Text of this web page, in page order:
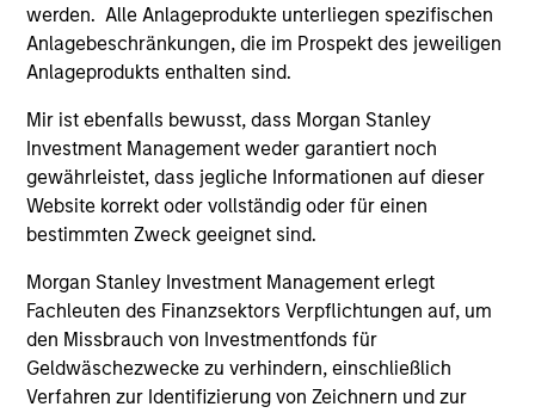
werden. Alle Anlageprodukte unterliegen spezifischen
Anlagebeschränkungen, die im Prospekt des jeweiligen
Anlageprodukts enthalten sind.
Mir ist ebenfalls bewusst, dass Morgan Stanley
Investment Management weder garantiert noch
gewährleistet, dass jegliche Informationen auf dieser
Website korrekt oder vollständig oder für einen
bestimmten Zweck geeignet sind.
Morgan Stanley Investment Management erlegt
Fachleuten des Finanzsektors Verpflichtungen auf, um
den Missbrauch von Investmentfonds für
Geldwäschezwecke zu verhindern, einschließlich
Verfahren zur Identifizierung von Zeichnern und zur
With a focus on catalyzing positive change, Calvert
marries differentiated research into financially material
ESG factors with an active engagement approach that
seeks to influence companies and markets toward
greater sustainability and effective governance.
Investment Approach
Calvert believes in the power of using data to overcome
behavioural tendencies and drive positive change. In our